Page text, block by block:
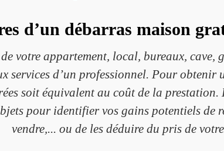
d’un débarras maison
votre appartement, local, bureaux, cave,
services d’un professionnel. Pour
soit équivalent au coût de la prestation.
pour identifier vos gains potentiels de
vendre,... ou de les déduire du pris de